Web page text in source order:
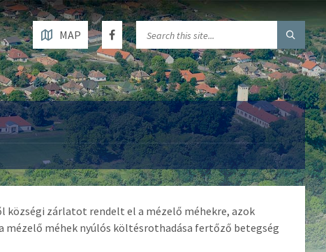
MAP
községi zárlatot rendelt el a mézelő méhekre, azok
méhek nyúlós költésrothadása fertőző betegség